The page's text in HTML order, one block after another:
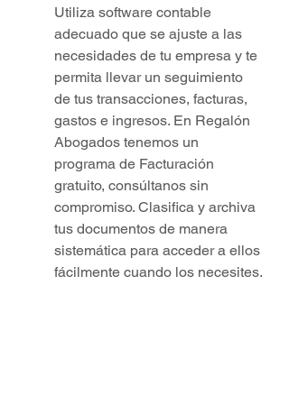
Utiliza software contable
adecuado que se ajuste a las
necesidades de tu empresa y te
permita llevar un seguimiento
de tus transacciones, facturas,
gastos e ingresos. En Regalón
Abogados tenemos un
programa de Facturación
gratuito, consúltanos sin
compromiso. Clasifica y archiva
tus documentos de manera
sistemática para acceder a ellos
fácilmente cuando los necesites.